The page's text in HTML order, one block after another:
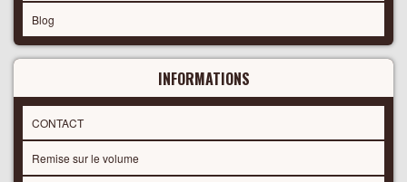
Blog
INFORMATIONS
CONTACT
Remise sur le volume